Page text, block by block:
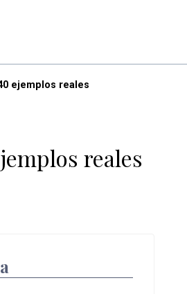
ejemplos reales
reales